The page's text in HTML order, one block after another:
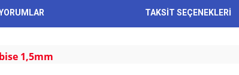
TAKSİT SEÇENEKLERİ
1,5mm